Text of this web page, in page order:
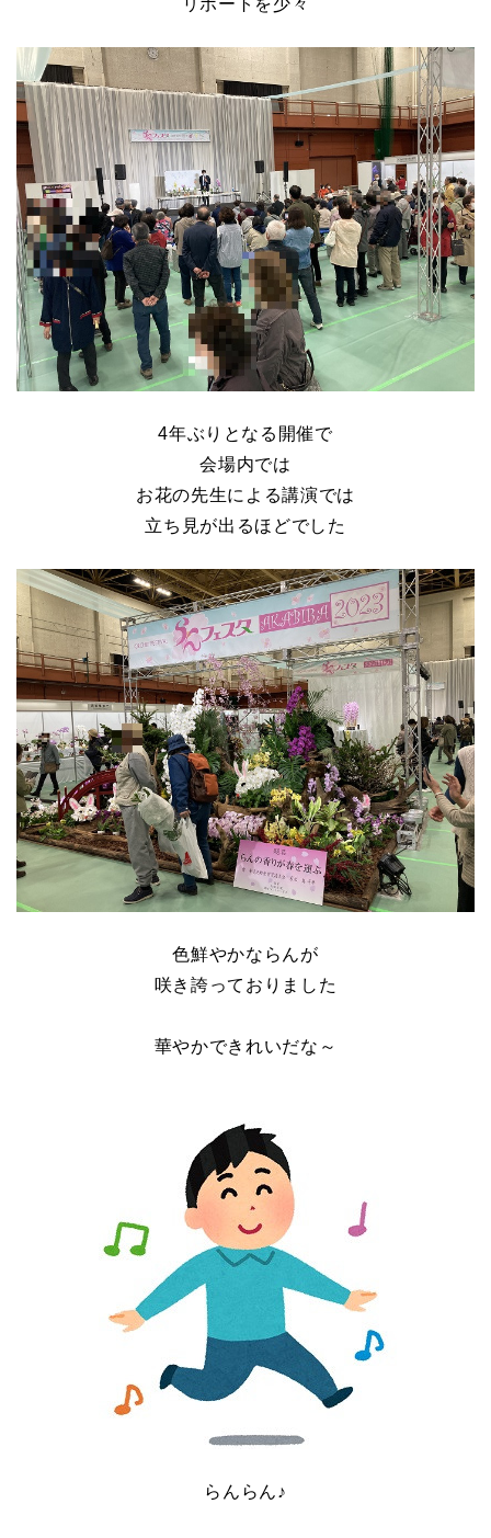
リポートを少々
4年ぶりとなる開催で
会場内では
お花の先生による講演では
立ち見が出るほどでした
色鮮やかならんが
咲き誇っておりました
華やかできれいだな～
らんらん♪